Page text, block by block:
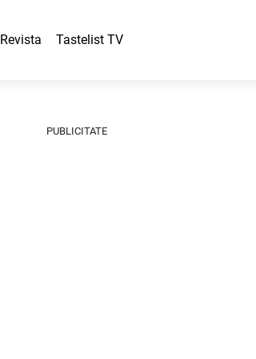
Revista Tastelist TV
PUBLICITATE